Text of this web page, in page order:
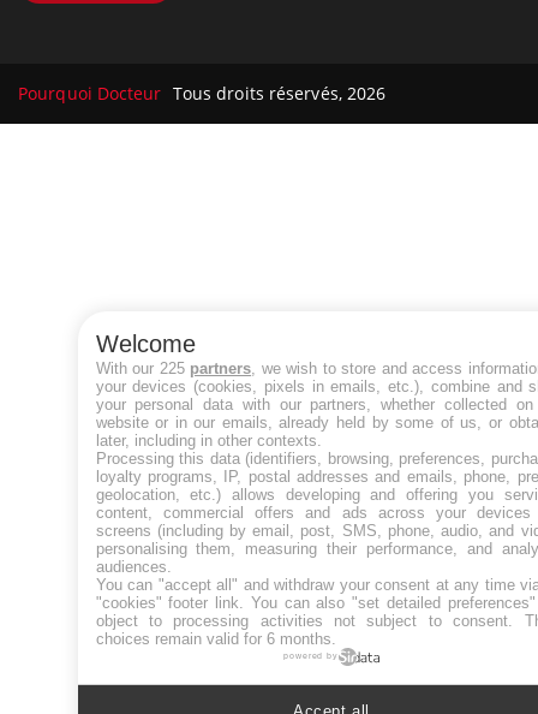
Pourquoi Docteur Tous droits réservés, 2026
Welcome
With our 225 partners , we wish to store and access
your devices (cookies, pixels in emails, etc.), combine and
your personal data with our partners, whether collected
website or in our emails, already held by some of us, or
later, including in other contexts.
Processing this data (identifiers, browsing, preferences,
loyalty programs, IP, postal addresses and emails, phone,
geolocation, etc.) allows developing and offering you
content, commercial offers and ads across your devices
screens (including by email, post, SMS, phone, audio, and
personalising them, measuring their performance, and
audiences.
You can "accept all" and withdraw your consent at any time
"cookies" footer link . You can also "set detailed
object to processing activities not subject to consent.
choices remain valid for 6 months.
powered by
Accept all